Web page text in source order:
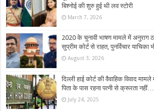
बिश्नोई की शुरु हुई थी लव स्टोरी
March 7, 2026
2020 के चुनावी भाषण मामले में अनुराग
सुप्रीम कोर्ट से राहत, पुनर्विचार याचिका
August 3, 2026
दिल्ली हाई कोर्ट की वैवाहिक विवाद
पिता के पास रहना पत्नी से क्रूरता नहीं…
July 24, 2025